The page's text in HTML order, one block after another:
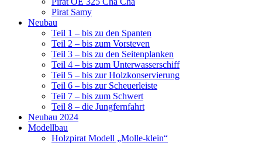
Pirat Samy
Neubau
Teil 1 – bis zu den Spanten
Teil 2 – bis zum Vorsteven
Teil 3 – bis zu den Seitenplanken
Teil 4 – bis zum Unterwasserschiff
Teil 5 – bis zur Holzkonservierung
Teil 6 – bis zur Scheuerleiste
Teil 7 – bis zum Schwert
Teil 8 – die Jungfernfahrt
Neubau 2024
Modellbau
Holzpirat Modell „Molle-klein“